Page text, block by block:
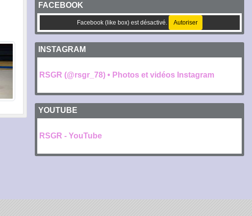
FACEBOOK
Facebook (like box) est désactivé. Autoriser
INSTAGRAM
RSGR (@rsgr_78) • Photos et vidéos Instagram
YOUTUBE
RSGR - YouTube